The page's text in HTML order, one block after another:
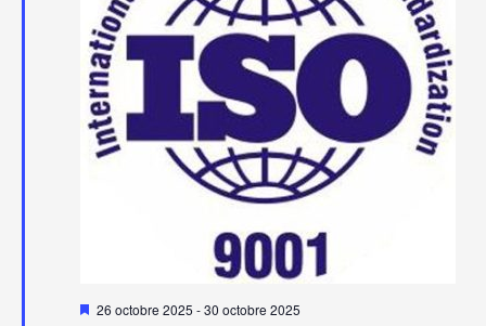
Mis
26 octobre 2025 -30 octobre 2025